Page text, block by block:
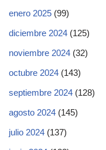
enero 2025 (99)
diciembre 2024 (125)
noviembre 2024 (32)
octubre 2024 (143)
septiembre 2024 (128)
agosto 2024 (145)
julio 2024 (137)